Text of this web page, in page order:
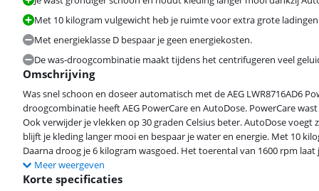
Met 10 kilogram vulgewicht heb je ruimte voor extra grote
Met energieklasse D bespaar je geen energiekosten.
De was-droogcombinatie maakt tijdens het centrifugeren veel
Omschrijving
Was snel schoon en doseer automatisch met de AEG LWR8716AD6
droogcombinatie heeft AEG PowerCare en AutoDose. PowerCare
Ook verwijder je vlekken op 30 graden Celsius beter. AutoDose
blijft je kleding langer mooi en bespaar je water en energie. Met 10
Daarna droog je 6 kilogram wasgoed. Het toerental van 1600 rpm
Meer weergeven
Korte specificaties